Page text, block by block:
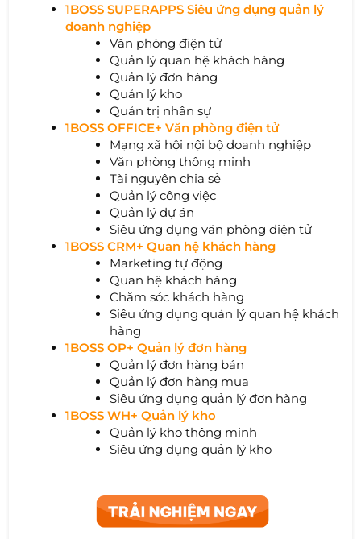
1BOSS SUPERAPPS Siêu ứng dụng quản lý
doanh nghiệp
Văn phòng điện tử
Quản lý quan hệ khách hàng
Quản lý đơn hàng
Quản lý kho
Quản trị nhân sự
1BOSS OFFICE+ Văn phòng điện tử
Mạng xã hội nội bộ doanh nghiệp
Văn phòng thông minh
Tài nguyên chia sẻ
Quản lý công việc
Quản lý dự án
Siêu ứng dụng văn phòng điện tử
1BOSS CRM+ Quan hệ khách hàng
Marketing tự động
Quan hệ khách hàng
Chăm sóc khách hàng
Siêu ứng dụng quản lý quan hệ khách
hàng
1BOSS OP+ Quản lý đơn hàng
Quản lý đơn hàng bán
Quản lý đơn hàng mua
Siêu ứng dụng quản lý đơn hàng
1BOSS WH+ Quản lý kho
Quản lý kho thông minh
Siêu ứng dụng quản lý kho